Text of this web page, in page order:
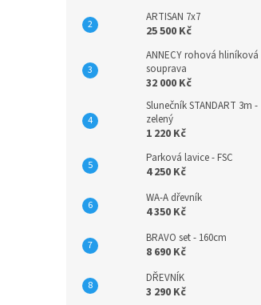
ARTISAN 7x7
25 500 Kč
ANNECY rohová hliníková
souprava
32 000 Kč
Slunečník STANDART 3m -
zelený
1 220 Kč
Parková lavice - FSC
4 250 Kč
WA-A dřevník
4 350 Kč
BRAVO set - 160cm
8 690 Kč
DŘEVNÍK
3 290 Kč